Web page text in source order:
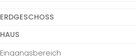
ERDGESCHOSS
HAUS
Eingangsbereich